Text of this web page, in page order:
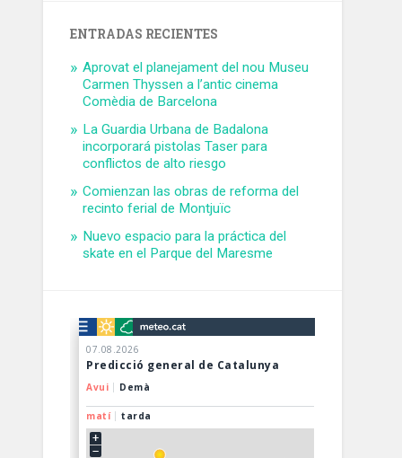
ENTRADAS RECIENTES
Aprovat el planejament del nou Museu
Carmen Thyssen a l’antic cinema
Comèdia de Barcelona
La Guardia Urbana de Badalona
incorporará pistolas Taser para
conflictos de alto riesgo
Comienzan las obras de reforma del
recinto ferial de Montjuïc
Nuevo espacio para la práctica del
skate en el Parque del Maresme